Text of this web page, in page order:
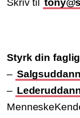
Skriv til
Styrk din
–
–